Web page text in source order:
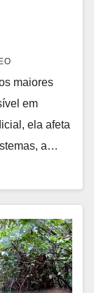
maiores
em
ela afeta
a…